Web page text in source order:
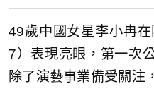
49歲中國女星李小冉
7）表現亮眼，第一次
除了演藝事業備受關注